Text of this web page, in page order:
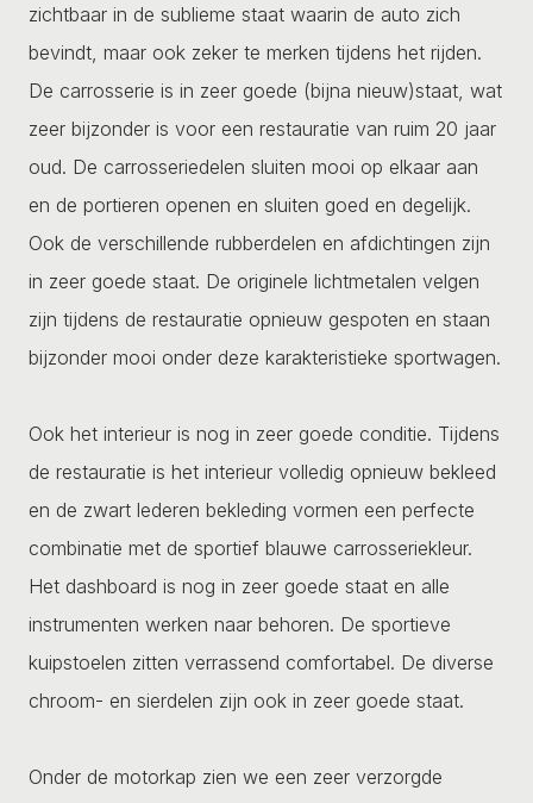
zichtbaar in de sublieme staat waarin de auto zich
bevindt, maar ook zeker te merken tijdens het rijden.
De carrosserie is in zeer goede (bijna nieuw)staat, wat
zeer bijzonder is voor een restauratie van ruim 20 jaar
oud. De carrosseriedelen sluiten mooi op elkaar aan
en de portieren openen en sluiten goed en degelijk.
Ook de verschillende rubberdelen en afdichtingen zijn
in zeer goede staat. De originele lichtmetalen velgen
zijn tijdens de restauratie opnieuw gespoten en staan
bijzonder mooi onder deze karakteristieke sportwagen.
Ook het interieur is nog in zeer goede conditie. Tijdens
de restauratie is het interieur volledig opnieuw bekleed
en de zwart lederen bekleding vormen een perfecte
combinatie met de sportief blauwe carrosseriekleur.
Het dashboard is nog in zeer goede staat en alle
instrumenten werken naar behoren. De sportieve
kuipstoelen zitten verrassend comfortabel. De diverse
chroom- en sierdelen zijn ook in zeer goede staat.
Onder de motorkap zien we een zeer verzorgde